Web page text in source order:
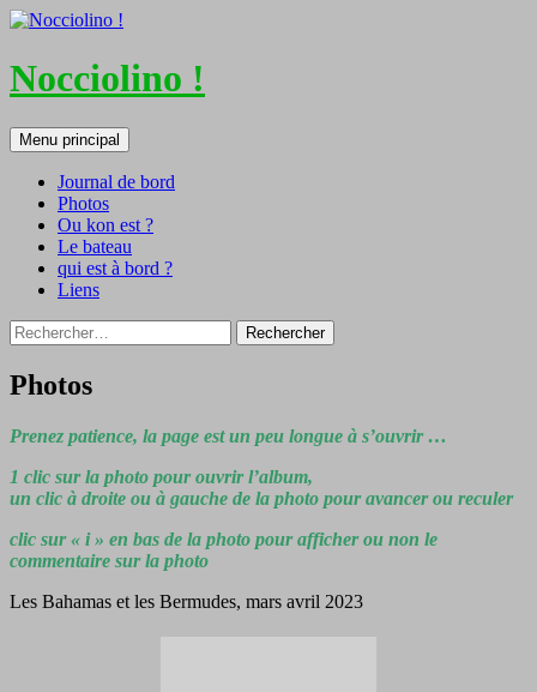
Nocciolino !
Recherche
Menu principal
Aller
au
contenu
Journal de bord
Photos
Ou kon est ?
Le bateau
qui est à bord ?
Liens
Rechercher :
Photos
Prenez patience, la page est un peu longue à s’ouvrir …
1 clic sur la photo pour ouvrir l’album,
un clic à droite ou à gauche de la photo pour avancer ou reculer
clic sur « i » en bas de la photo pour afficher ou non le
commentaire sur la photo
Les Bahamas et les Bermudes, mars avril 2023